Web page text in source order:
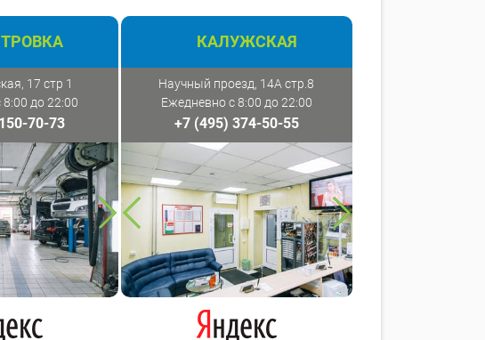
17 стр 1
до 22:00
70-73
КАЛУЖСКАЯ
Научный проезд, 14А стр.8
Ежедневно с 8:00 до 22:00
+7 (495) 374-50-55